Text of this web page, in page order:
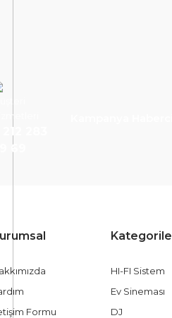
212 283
69
Formu
HI-FI Sistem
Ev Sineması
DJ